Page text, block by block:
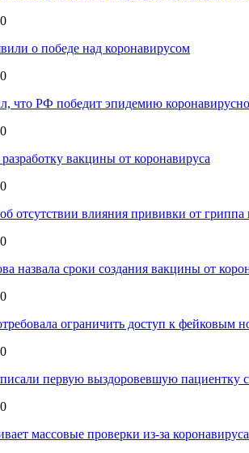
о победе над коронавирусом
что РФ победит эпидемию
вакцины от коронавируса
отсутствии влияния прививки от гриппа
назвала сроки создания вакцины от
ограничить доступ к фейковым
первую выздоровевшую пациентку
массовые проверки из-за коронавируса